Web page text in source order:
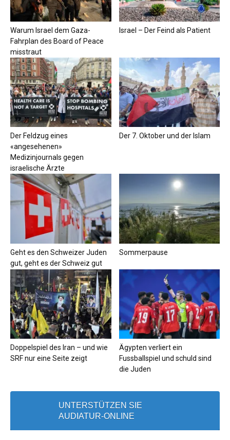
Warum Israel dem Gaza-
Fahrplan des Board of Peace
misstraut
Israel – Der Feind als Patient
Der Feldzug eines
«angesehenen»
Medizinjournals gegen
israelische Ärzte
Der 7. Oktober und der Islam
Geht es den Schweizer Juden
gut, geht es der Schweiz gut
Sommerpause
Doppelspiel des Iran – und wie
SRF nur eine Seite zeigt
Ägypten verliert ein
Fussballspiel und schuld sind
die Juden
UNTERSTÜTZEN SIE
AUDIATUR-ONLINE